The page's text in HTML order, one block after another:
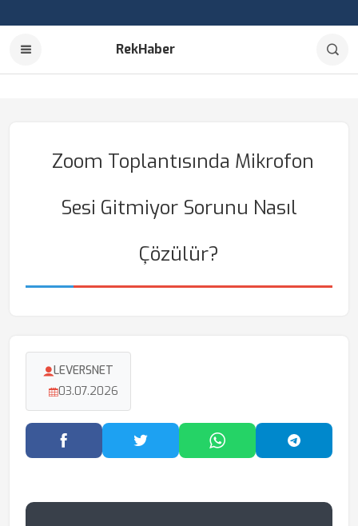
RekHaber
Zoom Toplantısında Mikrofon
Sesi Gitmiyor Sorunu Nasıl
Çözülür?
LEVERSNET
03.07.2026
Facebook'ta PaylaşTwitter'da PaylaşWhatsApp'ta Paylaş